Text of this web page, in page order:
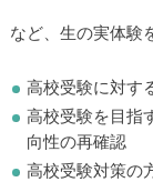
など、生の実体験
高校受験に対す
高校受験を目指
向性の再確認
高校受験対策の